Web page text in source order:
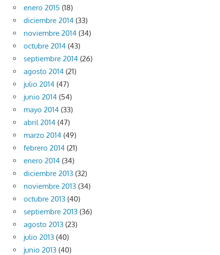
enero 2015 (18)
diciembre 2014 (33)
noviembre 2014 (34)
octubre 2014 (43)
septiembre 2014 (26)
agosto 2014 (21)
julio 2014 (47)
junio 2014 (54)
mayo 2014 (33)
abril 2014 (47)
marzo 2014 (49)
febrero 2014 (21)
enero 2014 (34)
diciembre 2013 (32)
noviembre 2013 (34)
octubre 2013 (40)
septiembre 2013 (36)
agosto 2013 (23)
julio 2013 (40)
junio 2013 (40)